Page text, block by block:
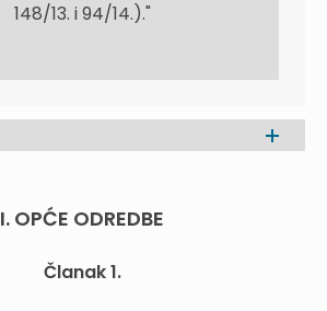
148/13. i 94/14.)."
I. OPĆE ODREDBE
Članak 1.